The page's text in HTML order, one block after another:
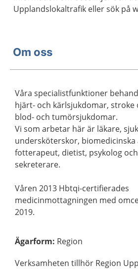
Upplandslokaltrafik eller sök på
Om oss
Våra specialistfunktioner
hjärt- och kärlsjukdomar, stroke
blod- och tumörsjukdomar.
Vi som arbetar här är läkare,
undersköterskor, biomedicinska
fotterapeut, dietist, psykolog
sekreterare.
Våren 2013 Hbtqi-certifierades
medicinmottagningen med
2019.
Ägarform: Region
Verksamheten tillhör Region